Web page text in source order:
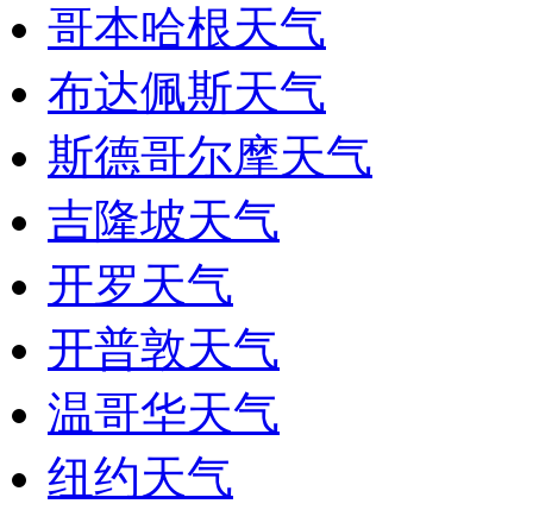
哥本哈根天气
布达佩斯天气
斯德哥尔摩天气
吉隆坡天气
开罗天气
开普敦天气
温哥华天气
纽约天气